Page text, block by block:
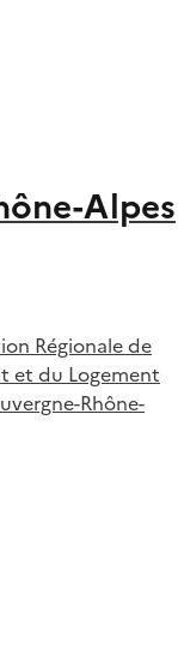
Alpes
Régionale de
et du Logement
Rhône-